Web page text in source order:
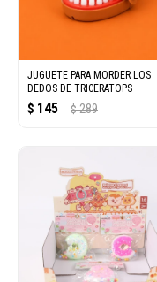
JUGUETE PARA MORDER LOS
DEDOS DE TRICERATOPS
$ 145 $ 289